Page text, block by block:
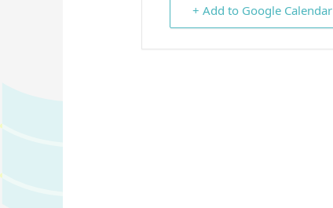
+ Add to Google Calendar